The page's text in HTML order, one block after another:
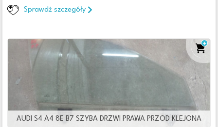
Sprawdź szczegóły
AUDI S4 A4 8E B7 SZYBA DRZWI PRAWA PRZOD KLEJONA